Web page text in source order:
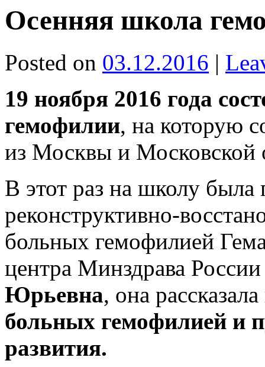
Осенняя школа
Posted on 03.12.2016 |
19 ноября 2016 года
гемофилии, на которую
из Москвы и Московской
В этот раз на школу была
реконструктивно-
больных гемофилией
центра Минздрава
Юрьевна, она
больных гемофилией и
развития.